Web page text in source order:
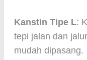
Kanstin Tipe L:
tepi jalan dan
mudah dipasang.